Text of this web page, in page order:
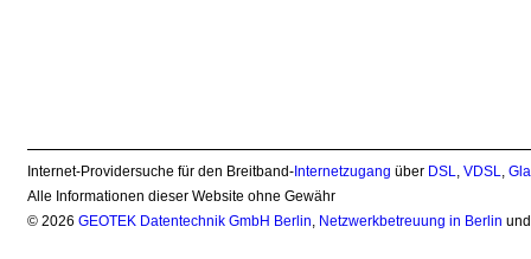
Internet-Providersuche für den Breitband- Internetzugang über DSL,VDSL,
Alle Informationen dieser Website ohne Gewähr
© 2026GEOTEK Datentechnik GmbH Berlin, Netzwerkbetreuung in Berlin